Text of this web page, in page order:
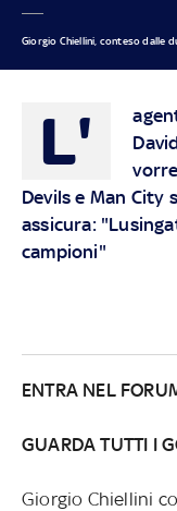
Giorgio Chiellini, conteso dalle
L'
Devils e Man City
assicura:
campioni"
ENTRA NEL
GUARDA TUTTI I
Giorgio Chiellini